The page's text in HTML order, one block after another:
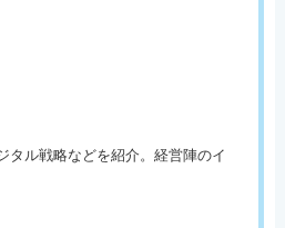
タル戦略などを紹介。経営陣のイ